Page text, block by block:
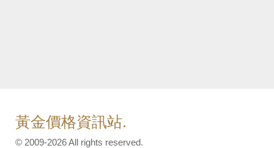
黃金價格資訊站.
© 2009-2026 All rights reserved.